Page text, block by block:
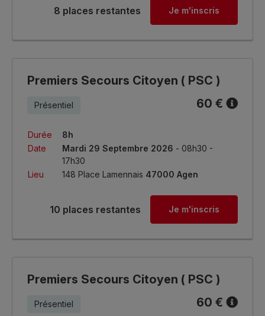
8 places restantes Je m'inscris
Premiers Secours Citoyen ( PSC )
Présentiel 60 €
Durée
8h
Date
Mardi 29 Septembre 2026 - 08h30 -
17h30
Lieu
148 Place Lamennais 47000 Agen
10 places restantes Je m'inscris
Premiers Secours Citoyen ( PSC )
Présentiel 60 €